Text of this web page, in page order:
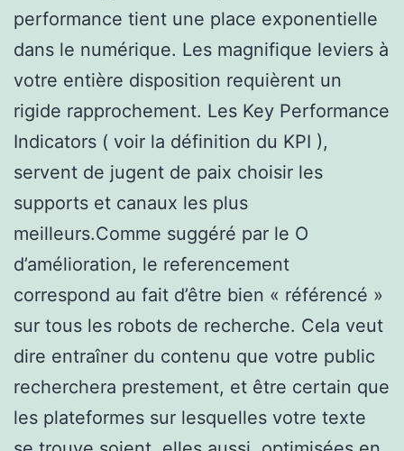
performance tient une place exponentielle
dans le numérique. Les magnifique leviers à
votre entière disposition requièrent un
rigide rapprochement. Les Key Performance
Indicators ( voir la définition du KPI ),
servent de jugent de paix choisir les
supports et canaux les plus
meilleurs.Comme suggéré par le O
d’amélioration, le referencement
correspond au fait d’être bien « référencé »
sur tous les robots de recherche. Cela veut
dire entraîner du contenu que votre public
recherchera prestement, et être certain que
les plateformes sur lesquelles votre texte